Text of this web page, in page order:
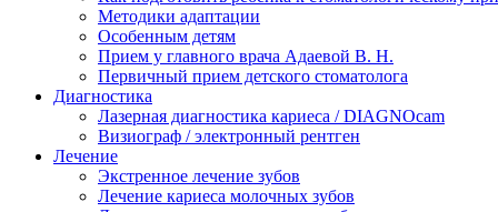
Методики адаптации
Особенным детям
Прием у главного врача Адаевой В. Н.
Первичный прием детского стоматолога
Диагностика
Лазерная диагностика кариеса / DIAGNOcam
Визиограф / электронный рентген
Лечение
Экстренное лечение зубов
Лечение кариеса молочных зубов